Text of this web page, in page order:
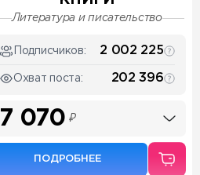
Литература и писательство
Подписчиков: 2 002 225
Охват поста: 202 396
7 070 ₽
ПОДРОБНЕЕ